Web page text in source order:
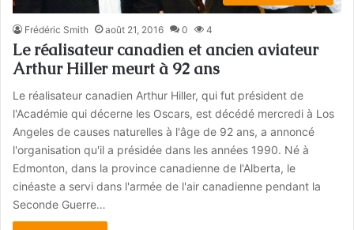
Frédéric Smith août 21, 2016 0 4
Le réalisateur canadien et ancien aviateur
Arthur Hiller meurt à 92 ans
Le réalisateur canadien Arthur Hiller, qui fut président de
l'Académie qui décerne les Oscars, est décédé mercredi à Los
Angeles de causes naturelles à l'âge de 92 ans, a annoncé
l'organisation qu'il a présidée dans les années 1990. Né à
Edmonton, dans la province canadienne de l'Alberta, le
cinéaste a servi dans l'armée de l'air canadienne pendant la
Seconde Guerre…